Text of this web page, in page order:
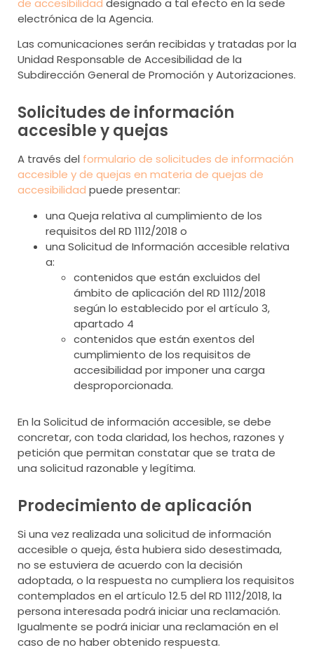
de accesibilidad designado a tal efecto en la sede
electrónica de la Agencia.
Las comunicaciones serán recibidas y tratadas por la
Unidad Responsable de Accesibilidad de la
Subdirección General de Promoción y Autorizaciones.
Solicitudes de información
accesible y quejas
A través del formulario de solicitudes de información
accesible y de quejas en materia de quejas de
accesibilidad puede presentar:
una Queja relativa al cumplimiento de los
requisitos del RD 1112/2018 o
una Solicitud de Información accesible relativa
a:
contenidos que están excluidos del
ámbito de aplicación del RD 1112/2018
según lo establecido por el artículo 3,
apartado 4
contenidos que están exentos del
cumplimiento de los requisitos de
accesibilidad por imponer una carga
desproporcionada.
En la Solicitud de información accesible, se debe
concretar, con toda claridad, los hechos, razones y
petición que permitan constatar que se trata de
una solicitud razonable y legítima.
Prodecimiento de aplicación
Si una vez realizada una solicitud de información
accesible o queja, ésta hubiera sido desestimada,
no se estuviera de acuerdo con la decisión
adoptada, o la respuesta no cumpliera los requisitos
contemplados en el artículo 12.5 del RD 1112/2018, la
persona interesada podrá iniciar una reclamación.
Igualmente se podrá iniciar una reclamación en el
caso de no haber obtenido respuesta.